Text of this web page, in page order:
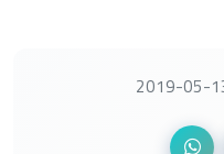
2019-05-